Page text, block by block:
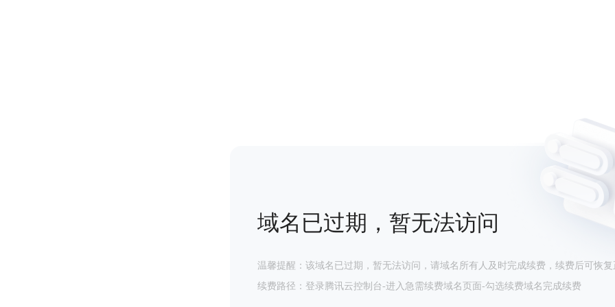
域名已过期，暂无法访问
温馨提醒：该域名已过期，暂无法访问，请域名所有人及时完成续费，续费后可恢复
续费路径：登录腾讯云控制台-进入急需续费域名页面-勾选续费域名完成续费